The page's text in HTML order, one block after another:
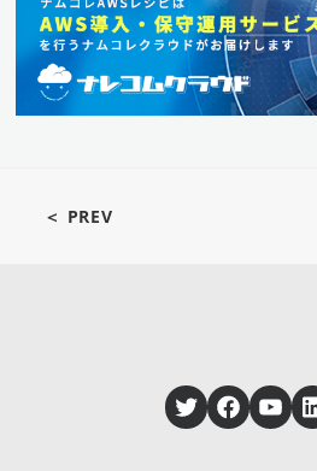
＜ PREV
Twitter Facebook YouTube LinkedIn